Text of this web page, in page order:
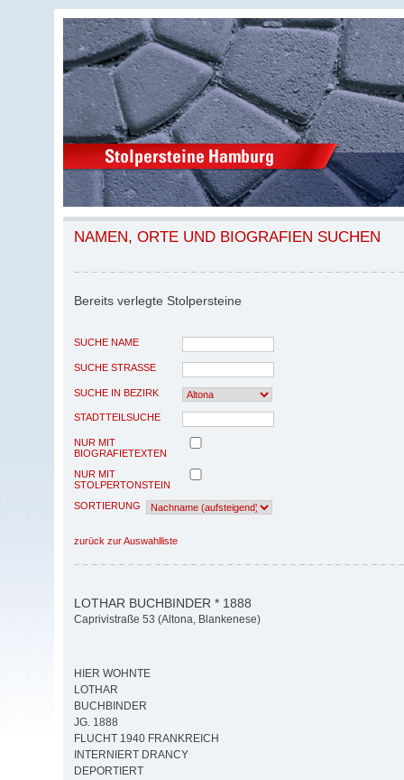
NAMEN, ORTE UND BIOGRAFIEN SUCHEN
Bereits verlegte Stolpersteine
SUCHE NAME
SUCHE STRASSE
SUCHE IN BEZIRK
STADTTEILSUCHE
NUR MIT
BIOGRAFIETEXTEN
NUR MIT
STOLPERTONSTEIN
SORTIERUNG
zurück zur Auswahlliste
LOTHAR BUCHBINDER * 1888
Caprivistraße 53 (Altona, Blankenese)
HIER WOHNTE
LOTHAR
BUCHBINDER
JG. 1888
FLUCHT 1940 FRANKREICH
INTERNIERT DRANCY
DEPORTIERT